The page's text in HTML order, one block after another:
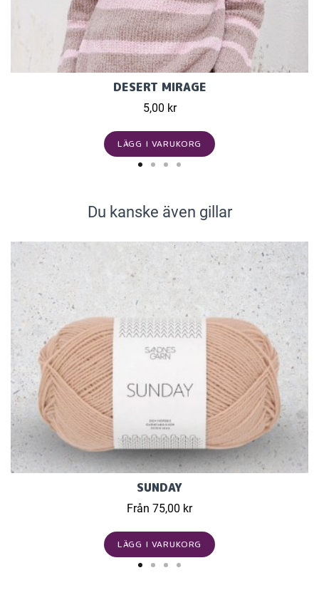
DESERT MIRAGE
5,00 kr
LÄGG I VARUKORG
Du kanske även gillar
SUNDAY
Från 75,00 kr
LÄGG I VARUKORG